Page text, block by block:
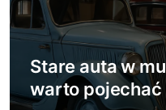
Stare auta w
warto pojechać